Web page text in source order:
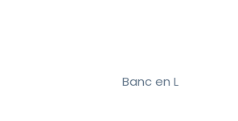
Banc en L